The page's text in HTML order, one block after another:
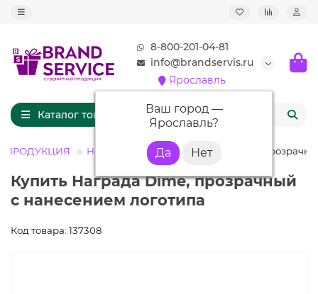
8-800-201-04-81
info@brandservis.ru
Ярославль
Ваш город —
Ярославль?
Каталог товаров
ПРОДУКЦИЯ Наградные стелы Награда Dime,
Купить Награда Dime, прозрачный
с нанесением логотипа
Код товара: 137308